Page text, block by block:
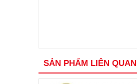
SẢN PHẨM LIÊN QUAN